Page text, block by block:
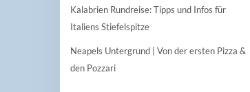
Kalabrien Rundreise: Tipps und Infos für
Italiens Stiefelspitze
Neapels Untergrund | Von der ersten Pizza &
den Pozzari